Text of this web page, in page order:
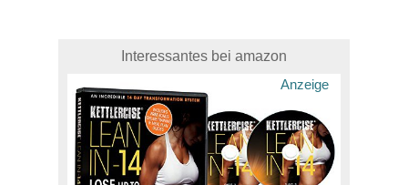
Interessantes bei amazon
Anzeige